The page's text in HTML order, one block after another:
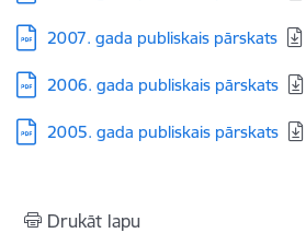
Lejupielādēt:
2007. gada publiskais pārskats
Lejupielādēt:
2006. gada publiskais pārskats
Lejupielādēt:
2005. gada publiskais pārskats
Drukāt lapu